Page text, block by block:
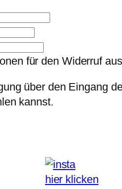
für den Widerruf
über den Eingang
kannst.
hier klicken